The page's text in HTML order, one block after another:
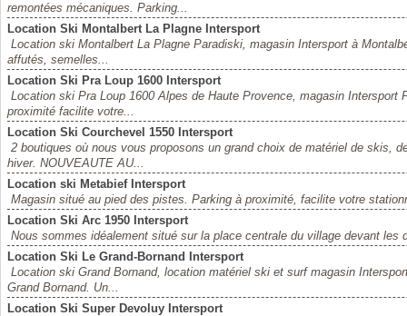
remontées mécaniques. Parking...
Location Ski Montalbert La Plagne Intersport
Location ski Montalbert La Plagne Paradiski, magasin Intersport à
affutés, semelles...
Location Ski Pra Loup 1600 Intersport
Location ski Pra Loup 1600 Alpes de Haute Provence, magasin
proximité facilite votre...
Location Ski Courchevel 1550 Intersport
2 boutiques où nous vous proposons un grand choix de matériel de skis,
hiver. NOUVEAUTE AU...
Location ski Metabief Intersport
Magasin situé au pied des pistes. Parking à proximité, facilite votre
Location Ski Arc 1950 Intersport
Nous sommes idéalement situé sur la place centrale du village devant
Location Ski Le Grand-Bornand Intersport
Location ski Grand Bornand, location matériel ski et surf magasin
Grand Bornand. Un...
Location Ski Super Devoluy Intersport